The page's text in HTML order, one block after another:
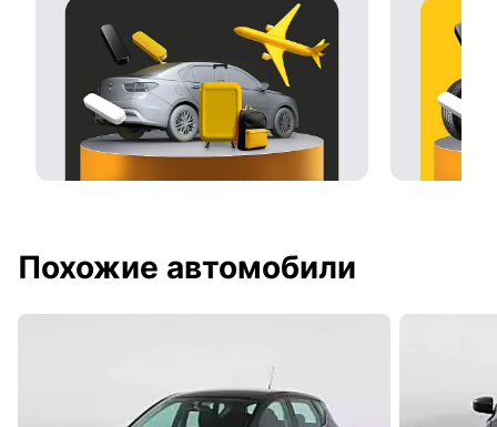
Похожие автомобили